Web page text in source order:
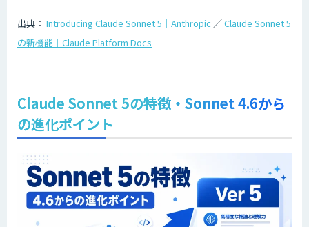
出典： Introducing Claude Sonnet 5｜Anthropic ／Claude Sonnet 5
の新機能｜Claude Platform Docs
Claude Sonnet 5の特徴・Sonnet 4.6から
の進化ポイント